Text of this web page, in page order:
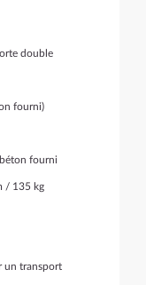
double
fourni)
fourni
/ 135 kg
un transport